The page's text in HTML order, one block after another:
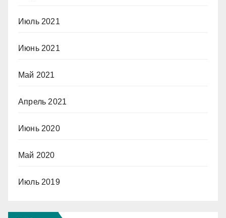
Июль 2021
Июнь 2021
Май 2021
Апрель 2021
Июнь 2020
Май 2020
Июль 2019